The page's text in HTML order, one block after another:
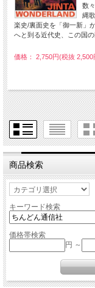
数
縄
楽史/裏面史を「御一新」
へと到る近代史、この国
価格： 2,750円(税抜 2,500
商品検索
キーワード検索
価格帯検索
円 ～